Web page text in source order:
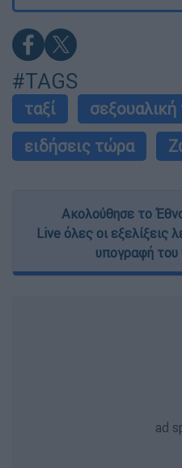
#TAGS
ταξί
ειδήσεις τώρα
Ακολούθησε το
Live όλες οι εξελίξεις
υπογραφή